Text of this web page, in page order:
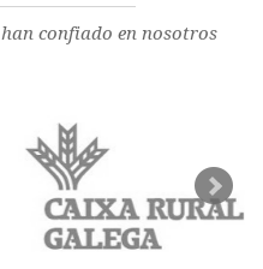
confiado en nosotros